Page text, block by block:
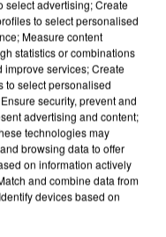
DÉROBÉES À
select advertising; Create
to select personalised
Measure content
statistics or combinations
improve services; Create
to select personalised
security, prevent and
advertising and content;
technologies may
browsing data to offer
on information actively
and combine data from
devices based on